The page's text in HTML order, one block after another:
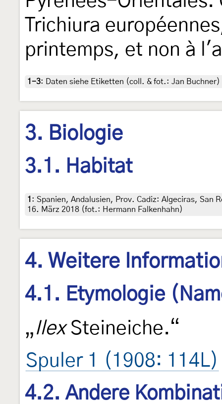
Trichiura
printemps, et non à
1-3: Daten siehe Etiketten (coll. & fot.: Jan Buchner)
3. Biologie
3.1. Habitat
1 : Spanien, Andalusien, Prov. Cadiz: Algeciras, San
16. März 2018 (fot.: Hermann Falkenhahn)
4. Weitere
4.1. Etymologie
„IlexSteineiche.“
Spuler 1 (1908: 114L)
4.2. Andere